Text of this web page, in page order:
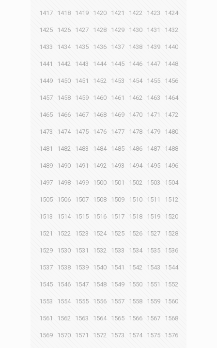
1417 1418 1419 1420 1421 1422 1423 1424
1425 1426 1427 1428 1429 1430 1431 1432
1433 1434 1435 1436 1437 1438 1439 1440
1441 1442 1443 1444 1445 1446 1447 1448
1449 1450 1451 1452 1453 1454 1455 1456
1457 1458 1459 1460 1461 1462 1463 1464
1465 1466 1467 1468 1469 1470 1471 1472
1473 1474 1475 1476 1477 1478 1479 1480
1481 1482 1483 1484 1485 1486 1487 1488
1489 1490 1491 1492 1493 1494 1495 1496
1497 1498 1499 1500 1501 1502 1503 1504
1505 1506 1507 1508 1509 1510 1511 1512
1513 1514 1515 1516 1517 1518 1519 1520
1521 1522 1523 1524 1525 1526 1527 1528
1529 1530 1531 1532 1533 1534 1535 1536
1537 1538 1539 1540 1541 1542 1543 1544
1545 1546 1547 1548 1549 1550 1551 1552
1553 1554 1555 1556 1557 1558 1559 1560
1561 1562 1563 1564 1565 1566 1567 1568
1569 1570 1571 1572 1573 1574 1575 1576